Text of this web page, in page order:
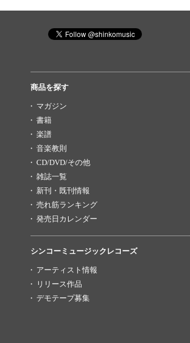
商品を探す
マガジン
書籍
楽譜
音楽教則
CD/DVD/その他
雑誌一覧
新刊・既刊情報
売れ筋ランキング
発売日カレンダー
シンコーミュージックレコーズ
アーティスト情報
リリース作品
デモテープ募集